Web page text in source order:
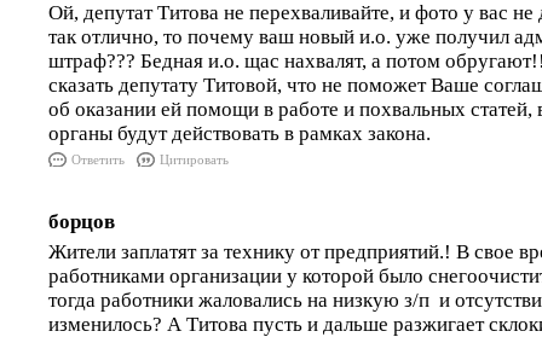
Ой, депутат Титова не перехваливайте, и фото у вас не
так отлично, то почему ваш новый и.о. уже получил
штраф??? Бедная и.о. щас нахвалят, а потом
сказать депутату Титовой, что не поможет Ваше
об оказании ей помощи в работе и похвальных статей,
органы будут действовать в рамках закона.
Ответить Цитировать
борцов
Жители заплатят за технику от предприятий.! В свое
работниками организации у которой было
тогда работники жаловались на низкую з/п и
изменилось? А Титова пусть и дальше разжигает